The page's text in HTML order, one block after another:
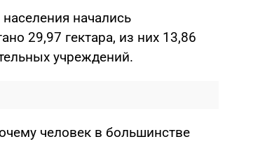
начались
29,97 гектара, из них 13,86
учреждений.
человек в большинстве